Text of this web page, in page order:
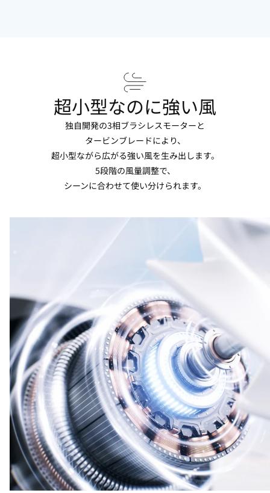
超小型なのに強い風
独自開発の3相ブラシレスモーターと
タービンブレードにより、
超小型ながら広がる強い風を生み出します。
5段階の風量調整で、
シーンに合わせて使い分けられます。